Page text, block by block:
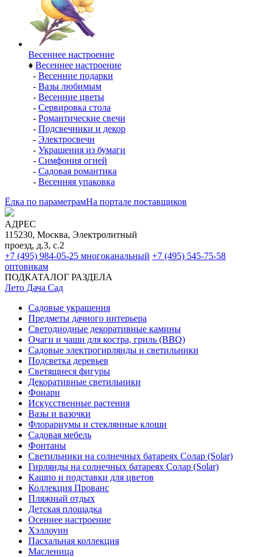
Весеннее настроение
♦ Весеннее настроение
- Весенние подарки
- Вазы любимым
- Весенние цветы
- Сервировка стола
- Романтические свечи
- Подсвечники и декор
- Электросвечи
- Украшения из бумаги
- Симфония огней
- Садовая романтика
- Весенняя упаковка
Ёлка по параметрамНа портале поставщиков
АДРЕС
115230, Москва, Электролитный
проезд, д.3, с.2
+7 (495) 984-05-25 многоканальный +7 (495) 545-75-58
оптовикам
ПОДКАТАЛОГ РАЗДЕЛА
Лето Дача Сад
Садовые украшения
Предметы дачного интерьера
Светодиодные декоративные камины
Очаги и чаши для костра, гриль (BBQ)
Садовые электрогирлянды и светильники
Подсветка деревьев
Светящиеся фигуры
Декоративные светильники
Фонари
Искусственные растения
Вазы и вазочки
Флорариумы и стеклянные клоши
Садовая мебель
Фонтаны
Светильники на солнечных батареях Солар (Solar)
Гирлянды на солнечных батареях Солар (Solar)
Кашпо и подставки для цветов
Коллекция Прованс
Пляжный отдых
Детская площадка
Осеннее настроение
Хэллоуин
Пасхальная коллекция
Масленица